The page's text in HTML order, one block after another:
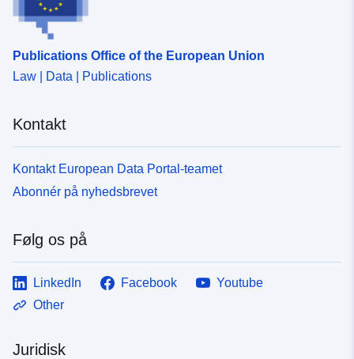
Publications Office of the European Union
Law | Data | Publications
Kontakt
Kontakt European Data Portal-teamet
Abonnér på nyhedsbrevet
Følg os på
LinkedIn Facebook
Youtube
Other
Juridisk